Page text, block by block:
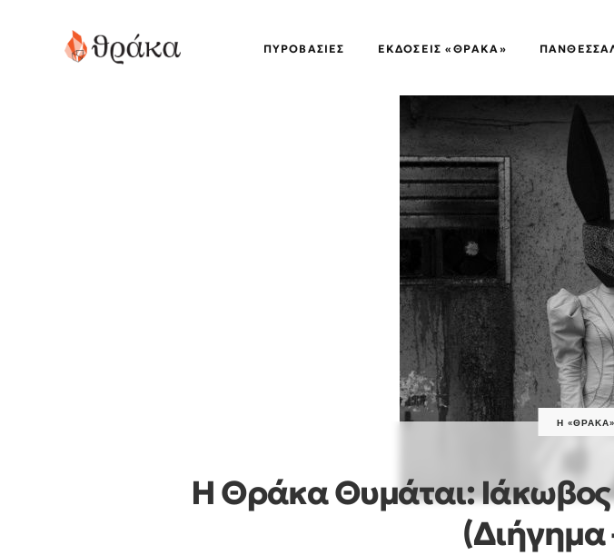
ΠΥΡΟΒΑΣΊΕΣ EΚΔΌΣΕΙΣ «ΘΡΑΚΑ»
Η
Η Θράκα Θυμάται:
(διήγημα